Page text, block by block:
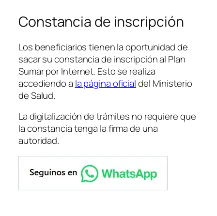
Constancia de inscripción
Los beneficiarios tienen la oportunidad de
sacar su constancia de inscripción al Plan
Sumar por Internet. Esto se realiza
accediendo a la página oficialdel Ministerio
de Salud.
La digitalización de trámites no requiere que
la constancia tenga la firma de una
autoridad.